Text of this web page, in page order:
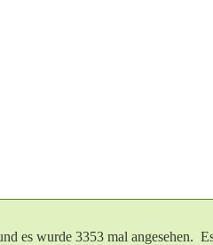
es wurde 3353 mal angesehen.